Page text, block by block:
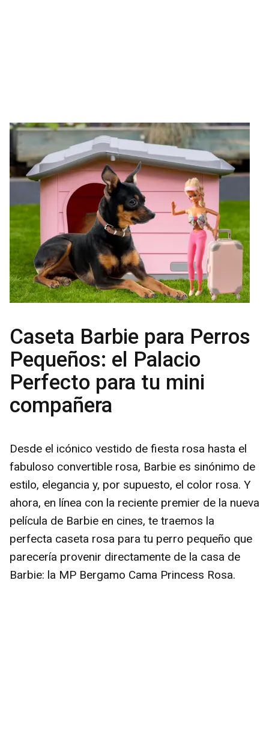
Caseta Barbie para Perros
Pequeños: el Palacio
Perfecto para tu mini
compañera
Desde el icónico vestido de fiesta rosa hasta el
fabuloso convertible rosa, Barbie es sinónimo de
estilo, elegancia y, por supuesto, el color rosa. Y
ahora, en línea con la reciente premier de la nueva
película de Barbie en cines, te traemos la
perfecta caseta rosa para tu perro pequeño que
parecería provenir directamente de la casa de
Barbie: la MP Bergamo Cama Princess Rosa.